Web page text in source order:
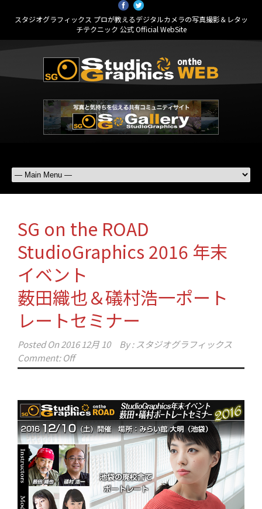
スタジオグラフィックス プロが教えるデジタルカメラの写真撮影＆レタッ
チテクニック 公式 Official WebSite
SG on the ROAD
StudioGraphics 2016 年末
イベント
薮田織也＆礒村浩一ポート
レートセミナー
Posted On2016 12月 10 By : スタジオグラフィックス
Comment: Off